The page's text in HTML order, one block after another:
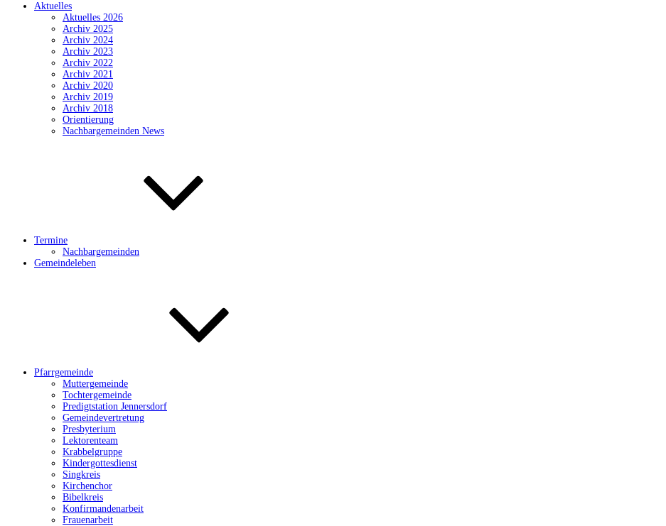
Aktuelles
Aktuelles 2026
Archiv 2025
Archiv 2024
Archiv 2023
Archiv 2022
Archiv 2021
Archiv 2020
Archiv 2019
Archiv 2018
Orientierung
Nachbargemeinden News
Termine
Nachbargemeinden
Gemeindeleben
Pfarrgemeinde
Muttergemeinde
Tochtergemeinde
Predigtstation Jennersdorf
Gemeindevertretung
Presbyterium
Lektorenteam
Krabbelgruppe
Kindergottesdienst
Singkreis
Kirchenchor
Bibelkreis
Konfirmandenarbeit
Frauenarbeit